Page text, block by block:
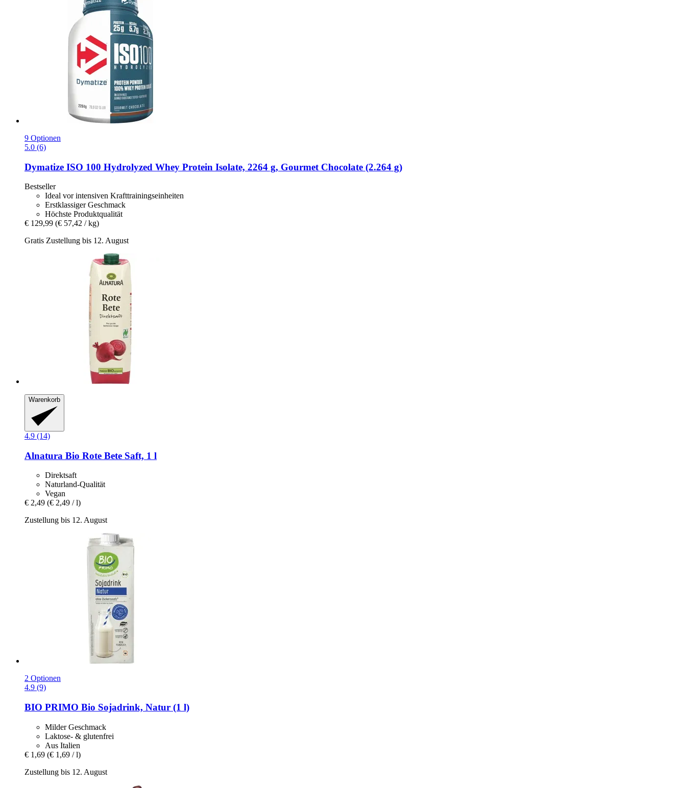
9 Optionen
5.0 (6)
Dymatize ISO 100 Hydrolyzed Whey Protein Isolate, 2264 g, Gourmet Chocolate (2.264 g)
Bestseller
Ideal vor intensiven Krafttrainingseinheiten
Erstklassiger Geschmack
Höchste Produktqualität
€ 129,99 (€ 57,42 / kg)
Gratis Zustellung bis 12. August
Warenkorb
4.9 (14)
Alnatura Bio Rote Bete Saft, 1 l
Direktsaft
Naturland-Qualität
Vegan
€ 2,49 (€ 2,49 / l)
Zustellung bis 12. August
2 Optionen
4.9 (9)
BIO PRIMO Bio Sojadrink, Natur (1 l)
Milder Geschmack
Laktose- & glutenfrei
Aus Italien
€ 1,69 (€ 1,69 / l)
Zustellung bis 12. August